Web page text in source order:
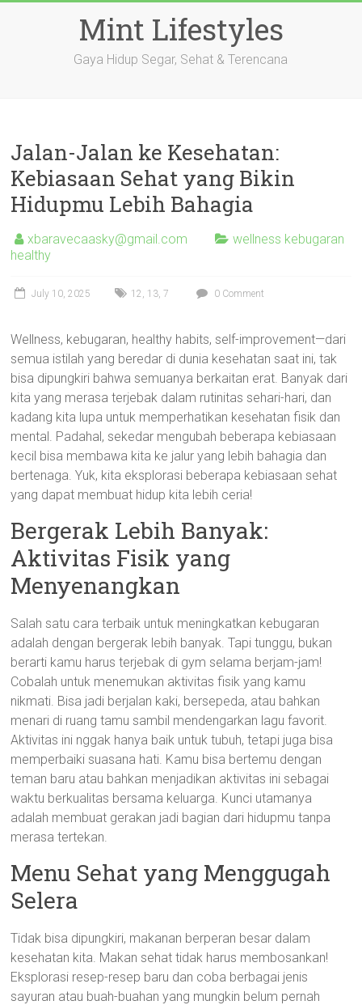
Mint Lifestyles
Gaya Hidup Segar, Sehat & Terencana
Jalan-Jalan ke Kesehatan:
Kebiasaan Sehat yang Bikin
Hidupmu Lebih Bahagia
xbaravecaasky@gmail.com
wellness kebugaran
healthy
July 10, 2025 12 , 13,7 0 Comment
Wellness, kebugaran, healthy habits, self-improvement—dari
semua istilah yang beredar di dunia kesehatan saat ini, tak
bisa dipungkiri bahwa semuanya berkaitan erat. Banyak dari
kita yang merasa terjebak dalam rutinitas sehari-hari, dan
kadang kita lupa untuk memperhatikan kesehatan fisik dan
mental. Padahal, sekedar mengubah beberapa kebiasaan
kecil bisa membawa kita ke jalur yang lebih bahagia dan
bertenaga. Yuk, kita eksplorasi beberapa kebiasaan sehat
yang dapat membuat hidup kita lebih ceria!
Bergerak Lebih Banyak:
Aktivitas Fisik yang
Menyenangkan
Salah satu cara terbaik untuk meningkatkan kebugaran
adalah dengan bergerak lebih banyak. Tapi tunggu, bukan
berarti kamu harus terjebak di gym selama berjam-jam!
Cobalah untuk menemukan aktivitas fisik yang kamu
nikmati. Bisa jadi berjalan kaki, bersepeda, atau bahkan
menari di ruang tamu sambil mendengarkan lagu favorit.
Aktivitas ini nggak hanya baik untuk tubuh, tetapi juga bisa
memperbaiki suasana hati. Kamu bisa bertemu dengan
teman baru atau bahkan menjadikan aktivitas ini sebagai
waktu berkualitas bersama keluarga. Kunci utamanya
adalah membuat gerakan jadi bagian dari hidupmu tanpa
merasa tertekan.
Menu Sehat yang Menggugah
Selera
Tidak bisa dipungkiri, makanan berperan besar dalam
kesehatan kita. Makan sehat tidak harus membosankan!
Eksplorasi resep-resep baru dan coba berbagai jenis
sayuran atau buah-buahan yang mungkin belum pernah